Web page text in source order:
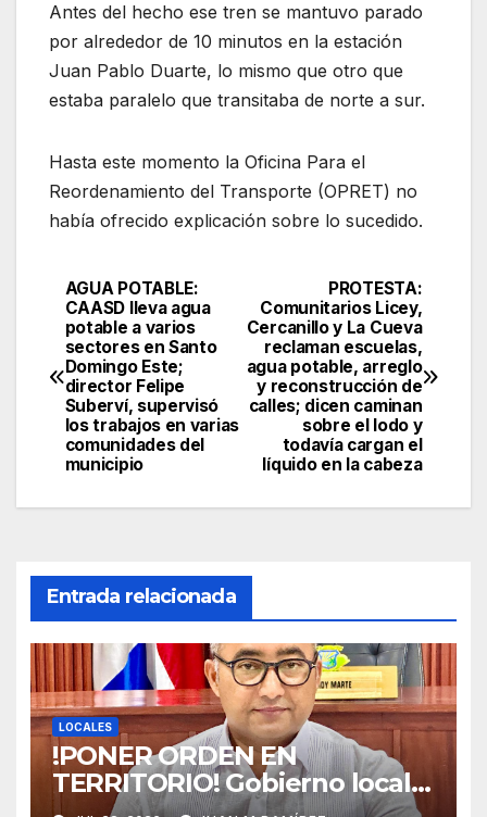
Antes del hecho ese tren se mantuvo parado
por alrededor de 10 minutos en la estación
Juan Pablo Duarte, lo mismo que otro que
estaba paralelo que transitaba de norte a sur.
Hasta este momento la Oficina Para el
Reordenamiento del Transporte (OPRET) no
había ofrecido explicación sobre lo sucedido.
Navegación
de
entradas
PROTESTA:
Comunitarios Licey,
Cercanillo y La Cueva
reclaman escuelas,
agua potable, arreglo
y reconstrucción de
calles; dicen caminan
sobre el lodo y
todavía cargan el
líquido en la cabeza
AGUA POTABLE:
CAASD lleva agua
potable a varios
sectores en Santo
Domingo Este;
director Felipe
Suberví, supervisó
los trabajos en varias
comunidades del
municipio
Entrada relacionada
LOCALES
!PONER ORDEN EN
TERRITORIO! Gobierno local
garantiza que el Plan de